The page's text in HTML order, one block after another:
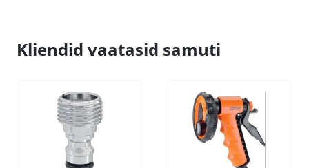
Kliendid vaatasid samuti